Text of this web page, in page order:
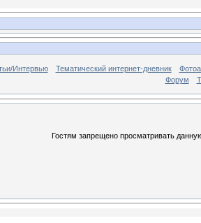
Интервью Тематический интернет-дневник
Форум
Гостям запрещено просматривать